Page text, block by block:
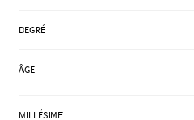
DEGRÉ
ÂGE
MILLÉSIME